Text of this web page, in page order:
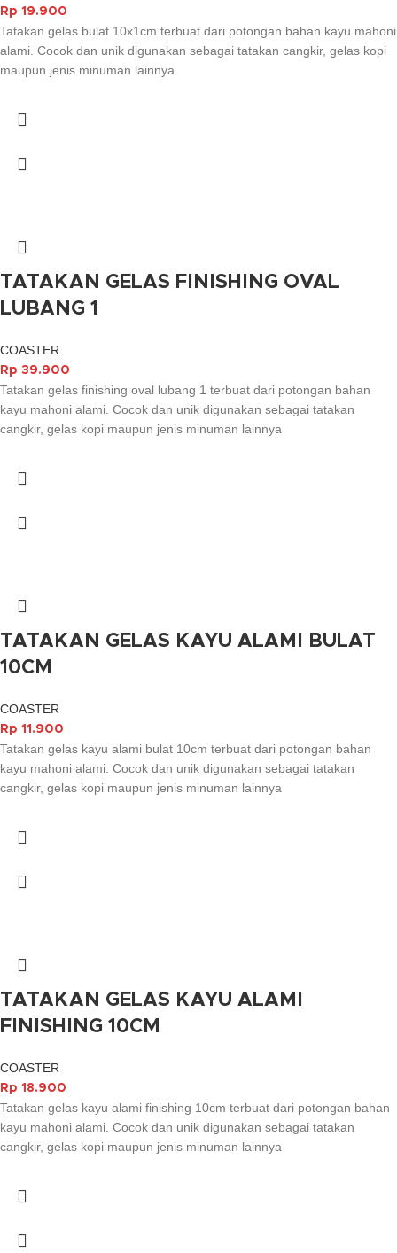
Rp 19.900
Tatakan gelas bulat 10x1cm terbuat dari potongan bahan kayu mahoni
alami. Cocok dan unik digunakan sebagai tatakan cangkir, gelas kopi
maupun jenis minuman lainnya
TATAKAN GELAS FINISHING OVAL
LUBANG 1
COASTER
Rp 39.900
Tatakan gelas finishing oval lubang 1 terbuat dari potongan bahan
kayu mahoni alami. Cocok dan unik digunakan sebagai tatakan
cangkir, gelas kopi maupun jenis minuman lainnya
TATAKAN GELAS KAYU ALAMI BULAT
10CM
COASTER
Rp 11.900
Tatakan gelas kayu alami bulat 10cm terbuat dari potongan bahan
kayu mahoni alami. Cocok dan unik digunakan sebagai tatakan
cangkir, gelas kopi maupun jenis minuman lainnya
TATAKAN GELAS KAYU ALAMI
FINISHING 10CM
COASTER
Rp 18.900
Tatakan gelas kayu alami finishing 10cm terbuat dari potongan bahan
kayu mahoni alami. Cocok dan unik digunakan sebagai tatakan
cangkir, gelas kopi maupun jenis minuman lainnya